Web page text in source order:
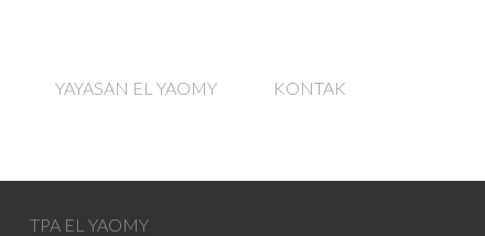
YAYASAN EL YAOMY KONTAK
TPA EL YAOMY